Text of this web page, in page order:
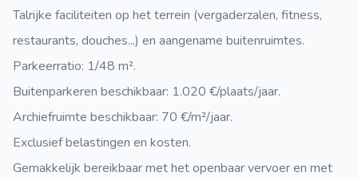
Talrijke faciliteiten op het terrein (vergaderzalen, fitness,
restaurants, douches...) en aangename buitenruimtes.
Parkeerratio: 1/48 m².
Buitenparkeren beschikbaar: 1.020 €/plaats/jaar.
Archiefruimte beschikbaar: 70 €/m²/jaar.
Exclusief belastingen en kosten.
Gemakkelijk bereikbaar met het openbaar vervoer en met